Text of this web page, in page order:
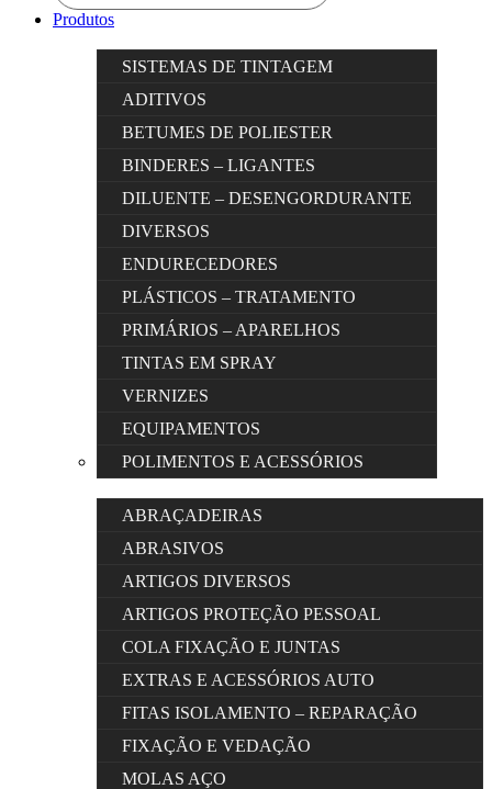
Produtos
SISTEMAS DE TINTAGEM
ADITIVOS
BETUMES DE POLIESTER
BINDERES – LIGANTES
DILUENTE – DESENGORDURANTE
DIVERSOS
ENDURECEDORES
PLÁSTICOS – TRATAMENTO
PRIMÁRIOS – APARELHOS
TINTAS EM SPRAY
VERNIZES
EQUIPAMENTOS
POLIMENTOS E ACESSÓRIOS
ABRAÇADEIRAS
ABRASIVOS
ARTIGOS DIVERSOS
ARTIGOS PROTEÇÃO PESSOAL
COLA FIXAÇÃO E JUNTAS
EXTRAS E ACESSÓRIOS AUTO
FITAS ISOLAMENTO – REPARAÇÃO
FIXAÇÃO E VEDAÇÃO
MOLAS AÇO